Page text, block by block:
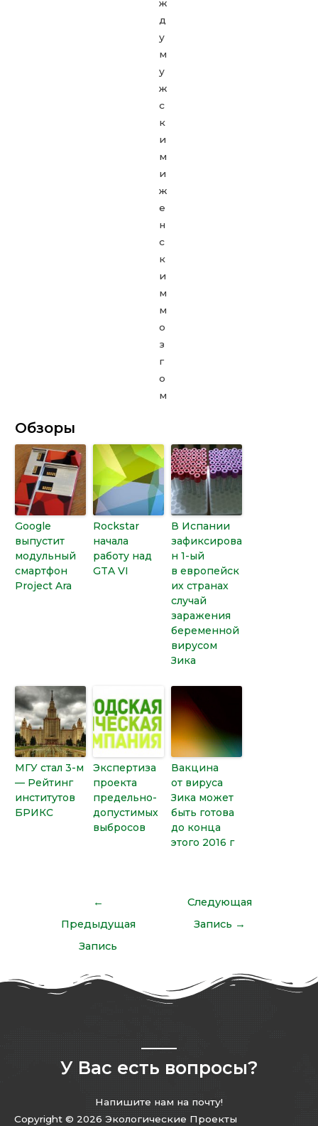
Обзоры
Google
выпустит
модульный
смартфон
Project Ara
Rockstar
начала
работу над
GTA VI
В Испании
зафиксирова
н 1-ый
в европейск
их странах
случай
заражения
беременной
вирусом
Зика
МГУ стал 3-м
— Рейтинг
институтов
БРИКС
Экспертиза
проекта
предельно-
допустимых
выбросов
Вакцина
от вируса
Зика может
быть готова
до конца
этого 2016 г
←
Предыдущая
Запись
Следующая
Запись →
У Вас есть вопросы?
Напишите нам на почту!
Copyright © 2026 Экологические Проекты